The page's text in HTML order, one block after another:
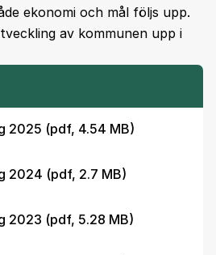
ekonomi och mål följs upp.
av kommunen upp i
2025 (pdf, 4.54 MB)
2024 (pdf, 2.7 MB)
2023 (pdf, 5.28 MB)